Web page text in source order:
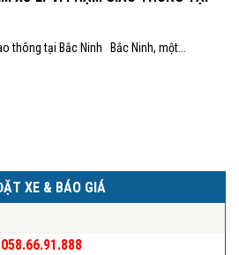
thông tại Bắc Ninh Bắc Ninh, một...
XE & BÁO GIÁ
058.66.91.888